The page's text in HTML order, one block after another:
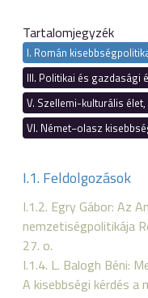
Tartalomjegyzék
I. Román
III. Politikai és gazdasági
V. Szellemi-kulturális
VI. Német−olasz
I.1. Feldolgozások
I.1.2. Egry Gábor: Az
nemzetiségpolitikája
27. o.
I.1.4. L. Balogh Béni:
A kisebbségi kérdés a